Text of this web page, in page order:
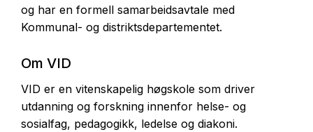
og har en formell samarbeidsavtale med
Kommunal- og distriktsdepartementet.
Om VID
VID er en vitenskapelig høgskole som driver
utdanning og forskning innenfor helse- og
sosialfag, pedagogikk, ledelse og diakoni.